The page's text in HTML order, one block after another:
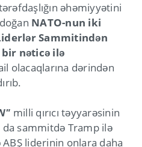
əhəmiyyətini
NATO-nun iki
Sammitindən
nəticə ilə
olacaqlarına dərindən
milli qırıcı təyyarəsinin
sammitdə Tramp ilə
liderinin onlara daha